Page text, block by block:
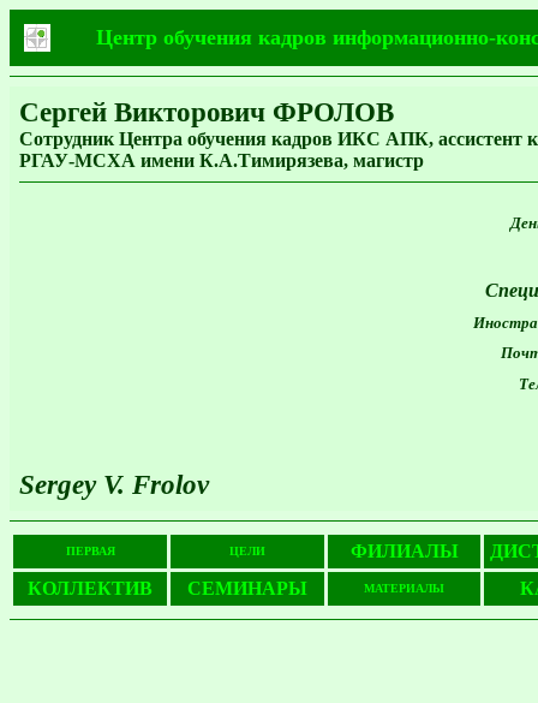
Центр обучения кадров информационно-
Сергей Викторович ФРОЛОВ
Сотрудник Центра обучения кадров ИКС АПК,
РГАУ-МСХА имени К.А.Тимирязева, магистр
Sergey V. Frolov
ПЕРВАЯ ЦЕЛИ ФИЛИАЛЫ
КОЛЛЕКТИВ
СЕМИНАРЫ МАТЕРИАЛЫ